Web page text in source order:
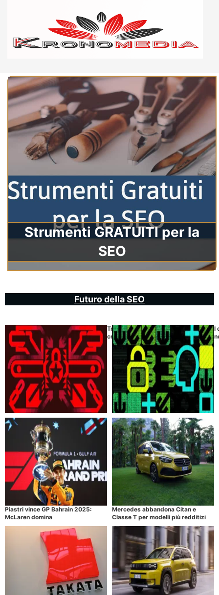
Strumenti GRATUITI per la
SEO
Futuro della SEO
TraderTraitor: il furto di
criptovalute da 1,5 miliardi
I
Piastri vince GP Bahrain 2025:
McLaren domina
Mercedes abbandona Citan e
Classe T per modelli più redditizi